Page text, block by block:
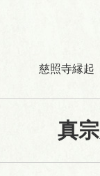
慈照寺縁起
真